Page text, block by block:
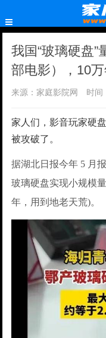
我国“玻璃硬盘
部电影），10
来源：家庭影院网 时间
家人们，影音玩家硬
被攻破了。
据湖北日报今年 5 月
玻璃硬盘实现小规模
年，用到地老天荒)。